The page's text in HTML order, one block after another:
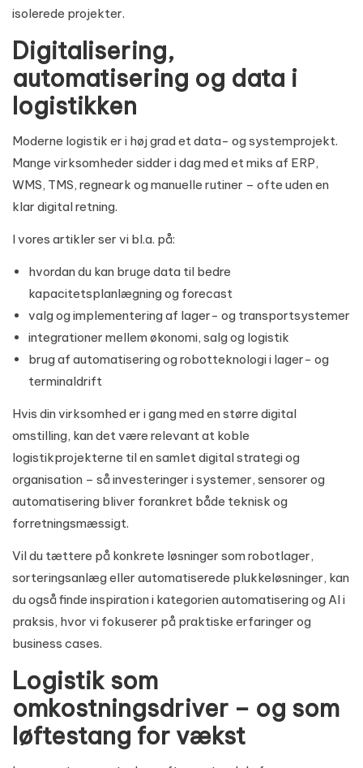
isolerede projekter.
Digitalisering,
automatisering og data i
logistikken
Moderne logistik er i høj grad et data- og systemprojekt.
Mange virksomheder sidder i dag med et miks af ERP,
WMS, TMS, regneark og manuelle rutiner – ofte uden en
klar digital retning.
I vores artikler ser vi bl.a. på:
hvordan du kan bruge data til bedre
kapacitetsplanlægning og forecast
valg og implementering af lager- og transportsystemer
integrationer mellem økonomi, salg og logistik
brug af automatisering og robotteknologi i lager- og
terminaldrift
Hvis din virksomhed er i gang med en større digital
omstilling, kan det være relevant at koble
logistikprojekterne til en samlet digital strategi og
organisation – så investeringer i systemer, sensorer og
automatisering bliver forankret både teknisk og
forretningsmæssigt.
Vil du tættere på konkrete løsninger som robotlager,
sorteringsanlæg eller automatiserede plukkeløsninger, kan
du også finde inspiration i kategorienautomatisering og AI i
praksis, hvor vi fokuserer på praktiske erfaringer og
business cases.
Logistik som
omkostningsdriver – og som
løftestang for vækst